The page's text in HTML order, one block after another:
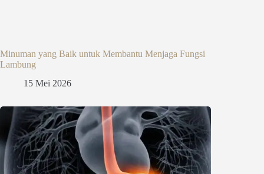
Minuman yang Baik untuk Membantu Menjaga Fungsi
Lambung
15 Mei 2026